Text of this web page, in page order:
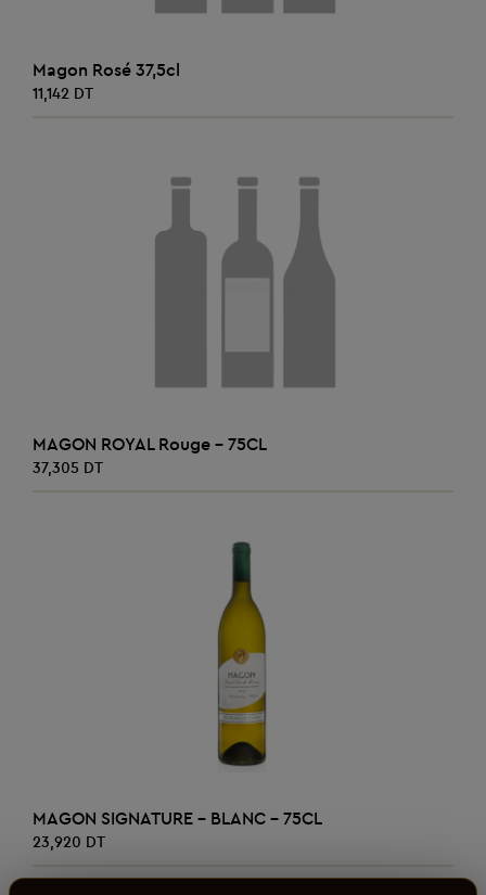
Magon Rosé 37,5cl
11,142 DT
AJOUTER AU PANIER
MAGON ROYAL Rouge - 75CL
37,305 DT
AJOUTER AU PANIER
MAGON SIGNATURE - BLANC - 75CL
23,920 DT